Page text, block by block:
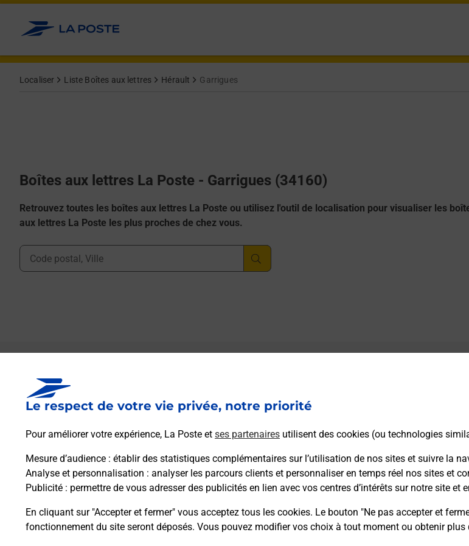
Le respect de votre vie privée, notre priorité
Pour améliorer votre expérience, La Poste et ses partenaires utilisent des cookies (ou technologies
Mesure d’audience : établir des statistiques complémentaires sur l’utilisation de nos sites et suivre la
Analyse et personnalisation : analyser les parcours clients et personnaliser en temps réel nos sites et
Publicité : permettre de vous adresser des publicités en lien avec vos centres d’intérêts sur notre site et
En cliquant sur "Accepter et fermer" vous acceptez tous les cookies. Le bouton "Ne pas accepter et
fonctionnement du site seront déposés. Vous pouvez modifier vos choix à tout moment ou obtenir
Allez au contenu
Localiser Liste Boîtes aux lettres Hérault Garrigues
Boîtes aux lettres La Poste - Garrigues (34160)
Retrouvez toutes les boîtes aux lettres La Poste ou utilisez l'outil de localisation pour visualiser les
aux lettres La Poste les plus proches de chez vous.
Ville, Département, Code Postal
Boîte aux lettres La Poste
Prochaine collecte du courrier lundià 09h00
10 Chemin Du Cros
Itinéraire